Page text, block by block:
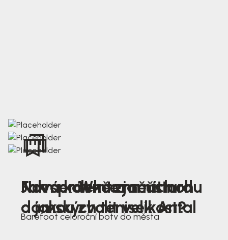
Nová kolekce jarních
dámských tenisek Antal
Jak správně změřit nohu
a jakou zvolit velikost?
Farmer Winter mustard
Barefoot celoroční boty do města